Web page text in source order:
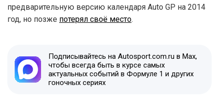
предварительную версию календаря Auto GP на 2014
год, но позже потерял своё место.
Подписывайтесь на Autosport.com.ru в Max,
чтобы всегда быть в курсе самых
актуальных событий в Формуле 1 и других
гоночных сериях